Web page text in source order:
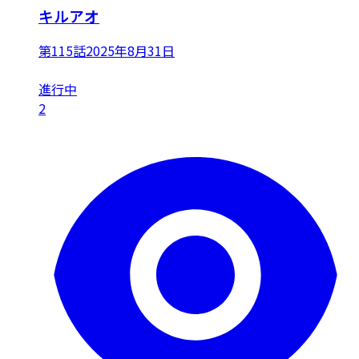
キルアオ
第115話2025年8月31日
進行中
2